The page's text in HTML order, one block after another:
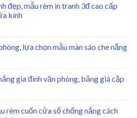
đẹp, mẫu rèm in tranh 3đ cao cấp
kính
lựa chọn mẫu màn sáo che nắng
gia đình văn phòng, bảng giá cập
rèm cuốn cửa sổ chống nắng cách